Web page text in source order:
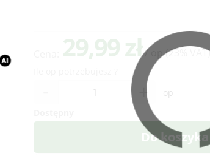
29,99 zł/ op(23%
+
op
Do koszyka